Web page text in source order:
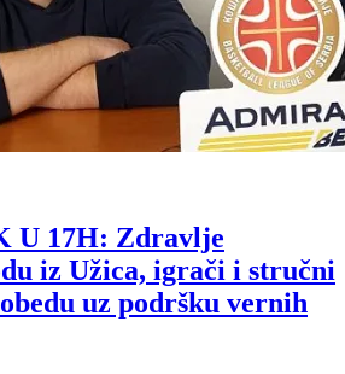
U 17H: Zdravlje
iz Užica, igrači i stručni
uz podršku vernih